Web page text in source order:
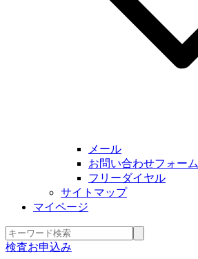
メール
お問い合わせフォーム
フリーダイヤル
サイトマップ
マイページ
検査お申込み